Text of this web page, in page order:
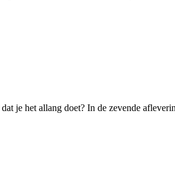
je het allang doet? In de zevende